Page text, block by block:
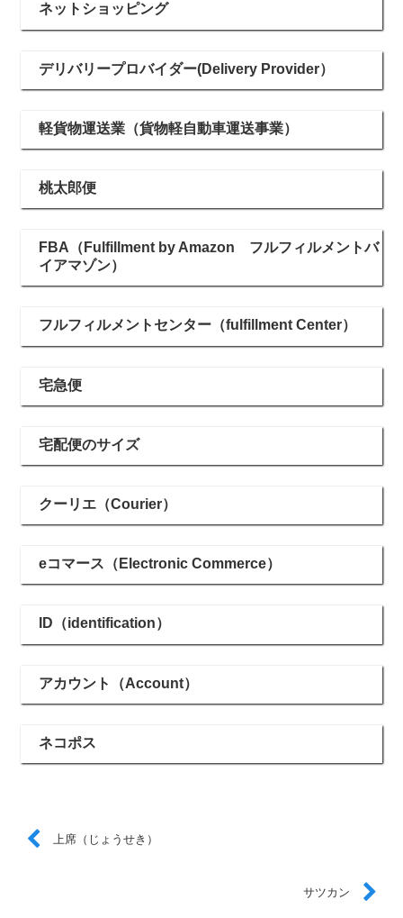
ネットショッピング
デリバリープロバイダー(Delivery Provider）
軽貨物運送業（貨物軽自動車運送事業）
桃太郎便
FBA（Fulfillment by Amazon フルフィルメントバ
イアマゾン）
フルフィルメントセンター（fulfillment Center）
宅急便
宅配便のサイズ
クーリエ（Courier）
eコマース（Electronic Commerce）
ID（identification）
アカウント（Account）
ネコポス
上席（じょうせき）
サツカン